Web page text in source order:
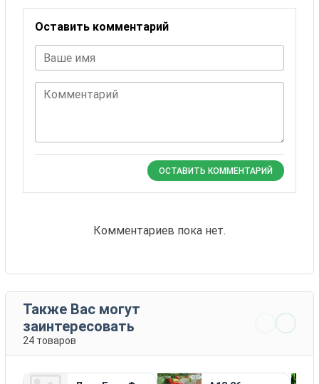
Оставить комментарий
Ваше имя
Комментарий
ОСТАВИТЬ КОММЕНТАРИЙ
Комментариев пока нет.
Также Вас могут
заинтересовать
24 товаров